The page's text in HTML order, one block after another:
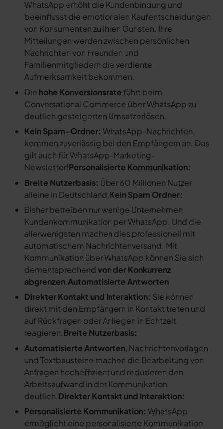
WhatsApp erhöht die Kundenbindung und
beeinflusst die emotionalen Kaufentscheidungen
von Konsumenten zu Ihren Gunsten. Ihre
Mitteilungen werden zwischen persönlichen
Nachrichten von Freunden und
Familienmitgliedern die verdiente
Aufmerksamkeit bekommen.
Die hohe Konversionsrate führt beim
Conversational Commerce über WhatsApp zu
deutlich gesteigerten Umsatzerlösen.
Kein Spam-Ordner: WhatsApp-Nachrichten
kommen zuverlässig bei den Empfängern an. Das
gilt auch für WhatsApp-Marketing-
Newsletter!Personalisierte Kommunikation:
Breite Nutzerbasis: Über 60 Millionen Nutzer
alleine in Deutschland.Kein Spam Ordner:
Bisher betreiben nur wenige Unternehmen
Kundenkommunikation per WhatsApp. Und die
allerwenigsten machen dies professionell mit
automatischem Nachrichtenversand. Mit
Kommunikation über WhatsApp können Sie sich
dementsprechendvon der Konkurrenz
abgrenzen.Automatisierte Antworten
Direkter Kontakt und Interaktion: Sie können
direkt mit den Empfängern in Kontakt treten und
auf Rückfragen oder Anliegen in Echtzeit
reagieren.Breite Nutzerbasis:
Automatisierte Antworten, Nachrichtenvorlagen
und Textbausteine machen die Bearbeitung von
Anfragen hocheffizient und reduzieren den
Arbeitsaufwand in der Kommunikation
deutlich.Direkter Kontakt und Interaktion:
Personalisierte Kommunikation: WhatsApp
ermöglicht eine personalisierte Kommunikation